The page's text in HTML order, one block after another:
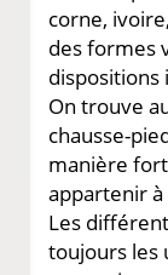
corne,
des formes
dispositions
On trouve
chausse-
manière
appartenir
Les
toujours les